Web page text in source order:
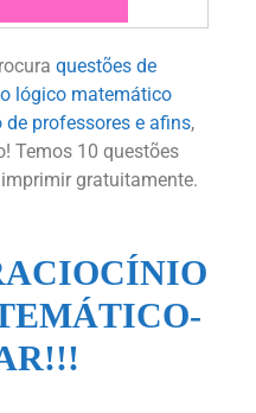
questões de
lógico matemático
professores e afins,
Temos 10 questões
gratuitamente.